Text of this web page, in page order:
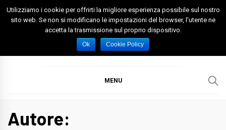
Skip
Spazio Foggia
Foggia News Calcio Eventi e Attività nella Capitanata
MENU
Autore:
Utilizziamo i cookie per offrirti la migliore esperienza possibile sul nostro
sito web. Se non si modificano le impostazioni del browser, l'utente ne
accetta la trasmissione sul proprio dispositivo.
Ok Cookie Policy